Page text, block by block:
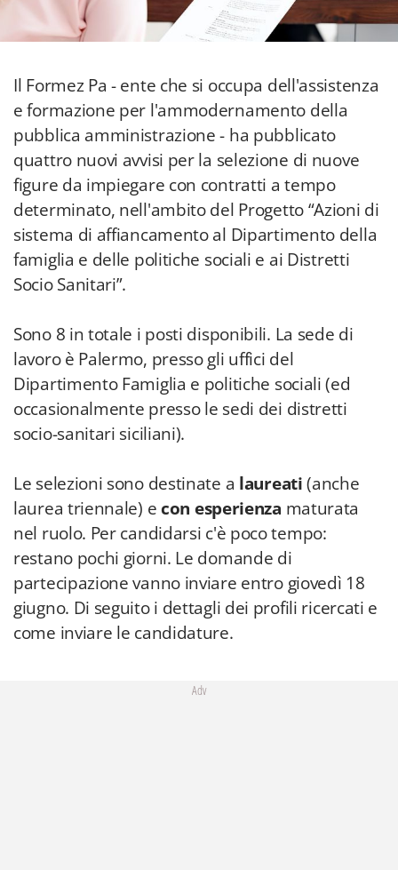
Il Formez Pa - ente che si occupa dell'assistenza
e formazione per l'ammodernamento della
pubblica amministrazione - ha pubblicato
quattro nuovi avvisi per la selezione di nuove
figure da impiegare con contratti a tempo
determinato, nell'ambito del Progetto “Azioni di
sistema di affiancamento al Dipartimento della
famiglia e delle politiche sociali e ai Distretti
Socio Sanitari”.
Sono 8 in totale i posti disponibili. La sede di
lavoro è Palermo, presso gli uffici del
Dipartimento Famiglia e politiche sociali (ed
occasionalmente presso le sedi dei distretti
socio-sanitari siciliani).
Le selezioni sono destinate a laureati(anche
laurea triennale) e con esperienza maturata
nel ruolo. Per candidarsi c'è poco tempo:
restano pochi giorni. Le domande di
partecipazione vanno inviare entro giovedì 18
giugno. Di seguito i dettagli dei profili ricercati e
come inviare le candidature.
Adv